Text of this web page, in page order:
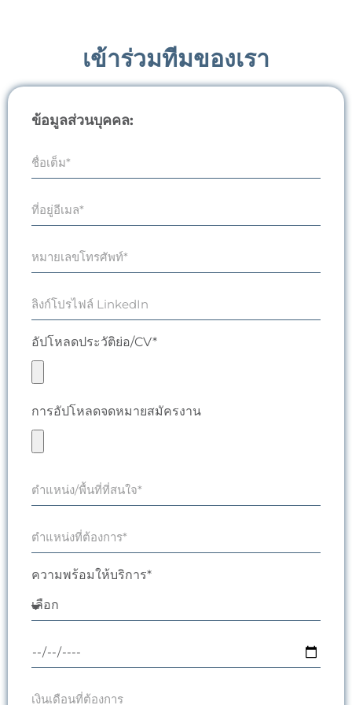
เข้าร่วมทีมของเรา
ข้อมูลส่วนบุคคล:
อัปโหลดประวัติย่อ/CV*
การอัปโหลดจดหมายสมัครงาน
ความพร้อมให้บริการ*